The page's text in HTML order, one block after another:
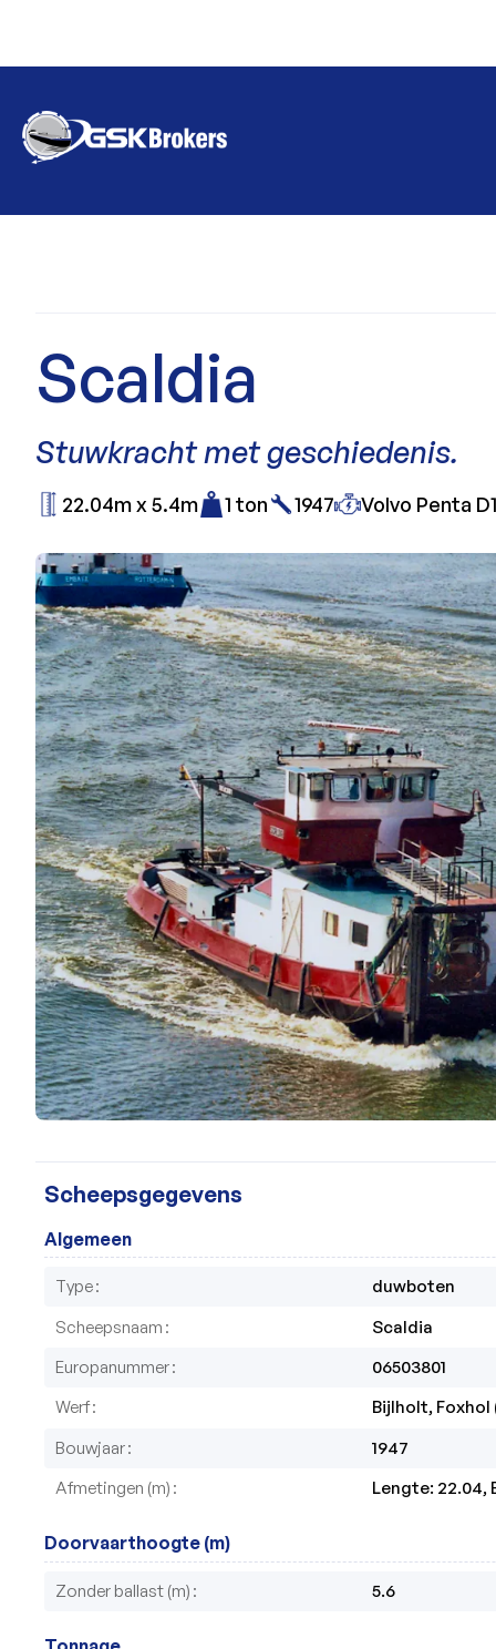
Scaldia
Stuwkracht met geschiedenis.
22.04m x 5.4m 1 ton 1947 Volvo Penta
Scheepsgegevens
Algemeen
Type
duwboten
Scheepsnaam
Scaldia
Europanummer
06503801
Werf
Bijlholt, Foxhol
Bouwjaar
1947
Afmetingen (m)
Lengte: 22.04,
Doorvaarthoogte (m)
Zonder ballast (m) 5.6